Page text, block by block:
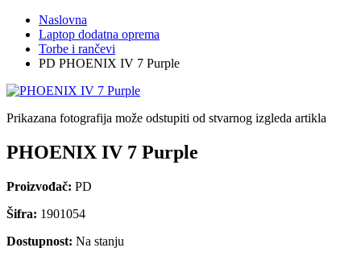
Naslovna
Laptop dodatna oprema
Torbe i rančevi
PD PHOENIX IV 7 Purple
Prikazana fotografija može odstupiti od stvarnog izgleda artikla
PHOENIX IV 7 Purple
Proizvođač: PD
Šifra: 1901054
Dostupnost: Na stanju